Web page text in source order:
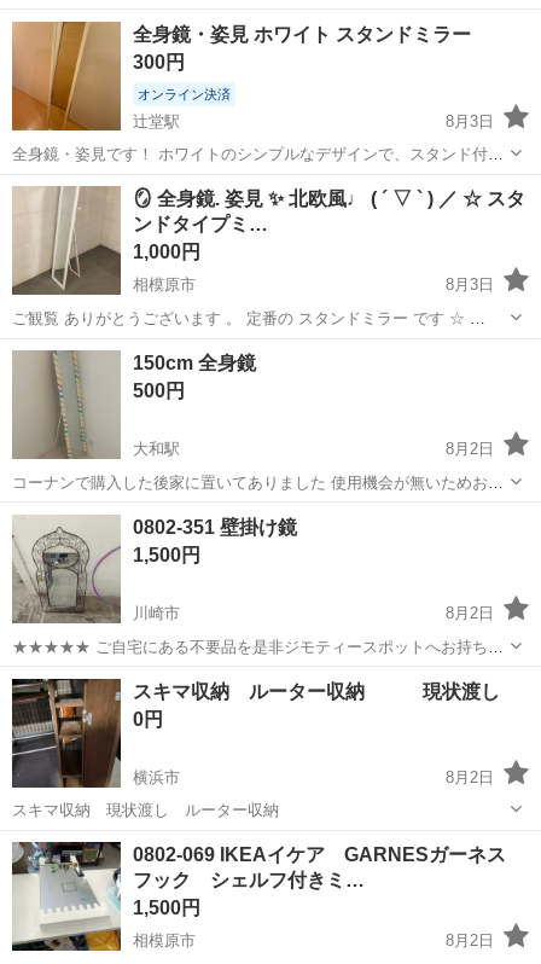
無料の社宅付き◎ 人気の工場のお仕事 ◇空気圧制御機器製品の組立・
検査作業◇ ・調整機器の組立作業 ★工場未経験者でも安心して働ける
環境になります。 ★細...
茨城 常総市 三妻駅 その他
全身鏡・姿見 ホワイト スタンドミラー
300円
オンライン決済
辻堂駅
8月3日
全身鏡・姿見です！ ホワイトのシンプルなデザインで、スタンド付き
なのでそのまま立てて使用できます◎ 引っ越しに伴い出品します。
【カラー】ホワイト 【サイズ】 ・縦：約140cm ・横：約27cm ・下の
開く部分：約3...
神奈川 藤沢市 辻堂駅 ミラー/鏡
🪞 全身鏡. 姿見 ✨ 北欧風♩ ( ´ ▽ ` ) ／ ☆ スタ
ンドタイプミ…
1,000円
相模原市
8月3日
ご観覧 ありがとうございます 。 定番の スタンドミラー です ☆ 🫶🏻
(๑>◡<๑) ...
神奈川 相模原市 ミラー/鏡
150cm 全身鏡
500円
大和駅
8月2日
コーナンで購入した後家に置いてありました 使用機会が無いためお譲
りします 大和市内の自宅に取りに来ていただける方優先しますが、ス
ケジュール合いそうであれば車で持っていくことも可能です
神奈川 大和市 ミラー/鏡
0802-351 壁掛け鏡
1,500円
川崎市
8月2日
★★★★★ ご自宅にある不要品を是非ジモティースポットへお持ち込
みしませんか？ 家電、趣味・スポーツ・レジャー用品、こども用品、
衣料服飾品、生活雑貨、家具、本、CD・DVDなどが無料でまとめて持
ち込めます！ ※詳細はこ...
神奈川 川崎市 ミラー/鏡 現地
スキマ収納 ルーター収納 現状渡し
0円
横浜市
8月2日
スキマ収納 現状渡し ルーター収納
神奈川 横浜市 ミラー/鏡
0802-069 IKEAイケア GARNESガーネス
フック シェルフ付きミ…
1,500円
相模原市 8月2日